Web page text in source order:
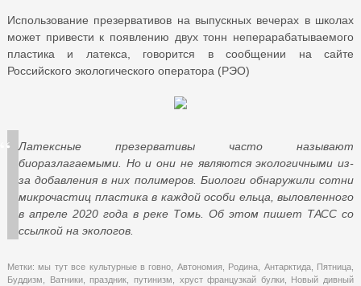
Использование презервативов на выпускных вечерах в школах
может привести к появлению двух тонн неперарабатываемого
пластика и латекса, говорится в сообщении на сайте
Российского экологического оператора (РЭО)
Латексные презервативы часто называют
биоразлагаемыми. Но и они не являются экологичными из-
за добавления в них полимеров. Биологи обнаружили сотни
микрочастиц пластика в каждой особи ельца, выловленного
в апреле 2020 года в реке Томь. Об этом пишет ТАСС со
ссылкой на экологов.
Метки:мы тут все культурные в говно Автономия Родина Антарктида, Пятница
Буддизм
Ватники,праздник путинизм хруст французкай булки, Новый дивный